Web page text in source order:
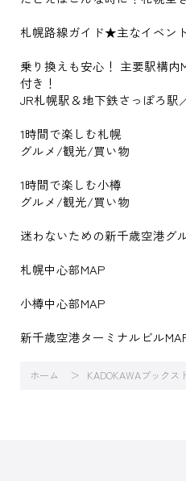
札幌路線ガイド★主なイベン
乗り換えも安心！ 主要駅構
付き！
JR札幌駅＆地下鉄さっぽろ駅
1時間で楽しむ札幌
グルメ/観光/買い物
1時間で楽しむ小樽
グルメ/観光/買い物
迷わないための新千歳空港グ
札幌中心部MAP
小樽中心部MAP
新千歳空港ターミナルビル
ホーム KADOKAWAブックス